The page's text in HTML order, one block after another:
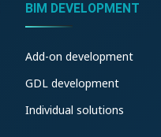
BIM DEVELOPMENT
Add-on development
GDL development
Individual solutions